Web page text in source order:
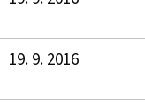
19. 9. 2016